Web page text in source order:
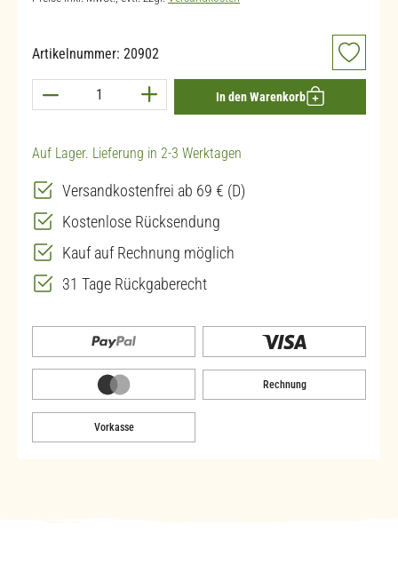
Artikelnummer: 20902
Produkt Anzahl: Gib den gewünschten Wert
In den Warenkorb
Auf Lager. Lieferung in 2-3 Werktagen
Versandkostenfrei ab 69 € (D)
Kostenlose Rücksendung
Kauf auf Rechnung möglich
31 Tage Rückgaberecht
Rechnung
Vorkasse